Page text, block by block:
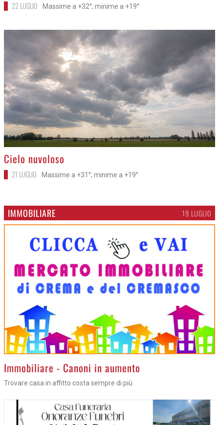
22 LUGLIO Massime a +32°; minime a +19°
>
Cielo nuvoloso
21 LUGLIO Massime a +31°; minime a +19°
IMMOBILIARE 19 LUGLIO
>Immobiliare - Canoni in aumento
Trovare casa in affitto costa sempre di più